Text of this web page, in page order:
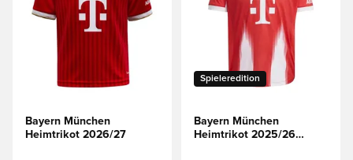
Bayern München
Heimtrikot 2026/27
Spieleredition
Bayern München
Heimtrikot 2025/26